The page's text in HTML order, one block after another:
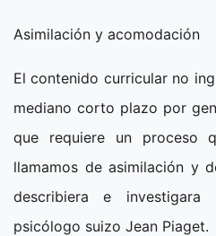
Asimilación y acomodación
El contenido curricular no
mediano corto plazo por
que requiere un proceso
llamamos de asimilación y
describiera e
psicólogo suizo Jean Piaget.